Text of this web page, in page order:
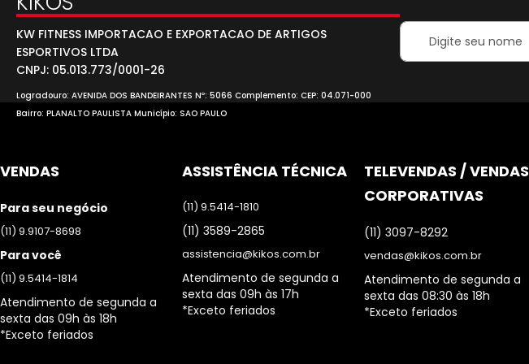
KW FITNESS IMPORTACAO E EXPORTACAO DE ARTIGOS
ESPORTIVOS LTDA
CNPJ: 05.013.773/0001-26
Logradouro: AVENIDA DOS BANDEIRANTES Nº: 5066 Complemento: CEP: 04.071-000
Bairro: PLANALTO PAULISTA Município: SAO PAULO
Your
Name:
VENDAS
Para seu negócio
(11) 9.9107-8698
Para você
(11) 9.5414-1814
Atendimento de segunda a
sexta das 09h às 18h
*Exceto feriados
ASSISTÊNCIA TÉCNICA
(11) 9.5414-1810
(11) 3589-2865
assistencia@kikos.com.br
Atendimento de segunda a
sexta das 09h às 17h
*Exceto feriados
TELEVENDAS / VENDAS
CORPORATIVAS
(11) 3097-8292
vendas@kikos.com.br
Atendimento de segunda a
sexta das 08:30 às 18h
*Exceto feriados